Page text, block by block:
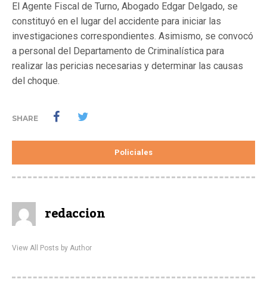
El Agente Fiscal de Turno, Abogado Edgar Delgado, se
constituyó en el lugar del accidente para iniciar las
investigaciones correspondientes. Asimismo, se convocó
a personal del Departamento de Criminalística para
realizar las pericias necesarias y determinar las causas
del choque.
SHARE
Policiales
redaccion
View All Posts by Author